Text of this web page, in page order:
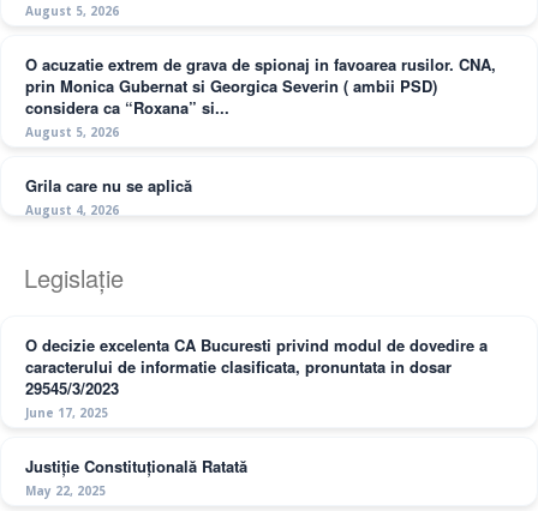
August 5, 2026
O acuzatie extrem de grava de spionaj in favoarea rusilor. CNA,
prin Monica Gubernat si Georgica Severin ( ambii PSD)
considera ca “Roxana” si...
August 5, 2026
Grila care nu se aplică
August 4, 2026
Legislație
O decizie excelenta CA Bucuresti privind modul de dovedire a
caracterului de informatie clasificata, pronuntata in dosar
29545/3/2023
June 17, 2025
Justiție Constituțională Ratată
May 22, 2025